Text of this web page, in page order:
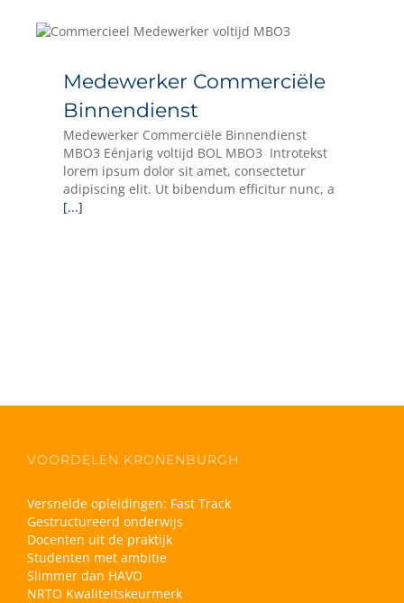
Medewerker Commerciële
Binnendienst
Medewerker Commerciële Binnendienst
MBO3 Eénjarig voltijd BOL MBO3 Introtekst
lorem ipsum dolor sit amet, consectetur
adipiscing elit. Ut bibendum efficitur nunc, a
[...]
VOORDELEN KRONENBURGH
Versnelde opleidingen: Fast Track
Gestructureerd onderwijs
Docenten uit de praktijk
Studenten met ambitie
Slimmer dan HAVO
NRTO Kwaliteitskeurmerk